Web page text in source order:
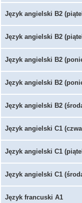
Język angielski B2
Język angielski B2
Język angielski B2
Język angielski B2
Język angielski B2
Język angielski C1
Język angielski C1
Język angielski C1
Język francuski A1